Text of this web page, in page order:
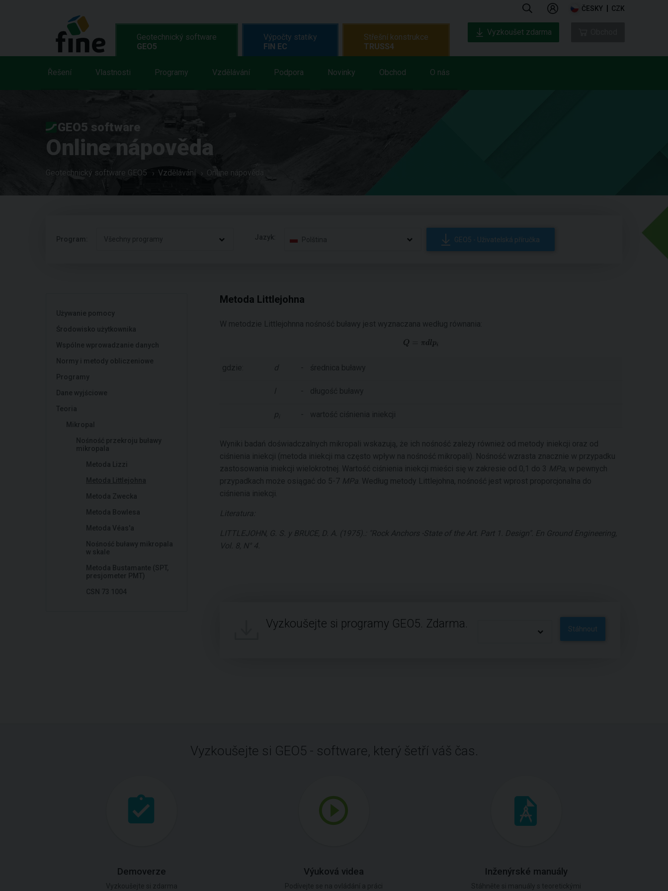
ČESKY CZK
Geotechnický software
GEO5
Řešení Vlastnosti Programy Vzdělávání Podpora Novinky Obchod O nás
Výpočty statiky
FIN EC
Střešní konstrukce
TRUSS4
Vyzkoušet zdarma
GEO5 software
Online nápověda
Geotechnický software GEO5 Vzdělávání Online nápověda
Program: Všechny programy Jazyk: Polština GEO5 - Uživatelská příručka
Używanie pomocy
Środowisko użytkownika
Wspólne wprowadzanie danych
Normy i metody obliczeniowe
Programy
Dane wyjściowe
Teoria
Mikropal
Nośność przekroju buławy
mikropala
Metoda Lizzi
Metoda Littlejohna
Metoda Zwecka
Metoda Bowlesa
Metoda Véas'a
Nośność buławy mikropala
w skale
Metoda Bustamante (SPT,
presjometer PMT)
CSN 73 1004
Metoda Littlejohna
W metodzie Littlejohnna nośność buławy jest wyznaczana według równania:
gdzie: d - średnica buławy
l - długość buławy
p - wartość ciśnienia iniekcji
Wyniki badań doświadczalnych mikropali wskazują, że ich nośność zależy również od metody iniekcji oraz od
ciśnienia iniekcji (metoda iniekcji ma często wpływ na nośność mikropali). Nośność wzrasta znacznie w przypadku
zastosowania iniekcji wielokrotnej. Wartość ciśnienia iniekcji mieści się w zakresie od 0,1 do 3 MPa, w pewnych
przypadkach może osiągać do 5-7 MPa . Według metody Littlejohna, nośność jest wprost proporcjonalna do
ciśnienia iniekcji.
Literatura:
LITTLEJOHN, G. S. y BRUCE, D. A. (1975).: "Rock Anchors -State of the Art. Part 1. Design". En Ground Engineering,
Vol. 8, N° 4.
Vyzkoušejte si programy GEO5. Zdarma. Stáhnout
Vyzkoušejte si GEO5 - software, který šetří váš čas.
Demoverze Výuková videa Inženýrské manuály